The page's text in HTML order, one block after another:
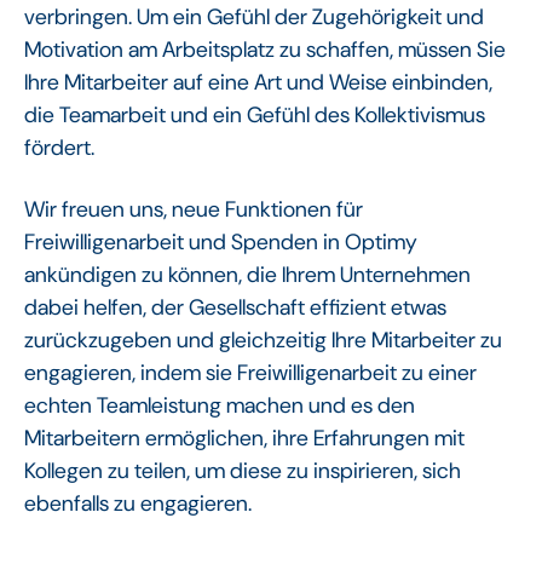
verbringen. Um ein Gefühl der Zugehörigkeit und
Motivation am Arbeitsplatz zu schaffen, müssen Sie
Ihre Mitarbeiter auf eine Art und Weise einbinden,
die Teamarbeit und ein Gefühl des Kollektivismus
fördert.
Wir freuen uns, neue Funktionen für
Freiwilligenarbeit und Spenden in Optimy
ankündigen zu können, die Ihrem Unternehmen
dabei helfen, der Gesellschaft effizient etwas
zurückzugeben und gleichzeitig Ihre Mitarbeiter zu
engagieren, indem sie Freiwilligenarbeit zu einer
echten Teamleistung machen und es den
Mitarbeitern ermöglichen, ihre Erfahrungen mit
Kollegen zu teilen, um diese zu inspirieren, sich
ebenfalls zu engagieren.